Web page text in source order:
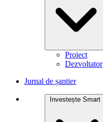
Proiect
Dezvoltator
Jurnal de șantier
Investește Smart